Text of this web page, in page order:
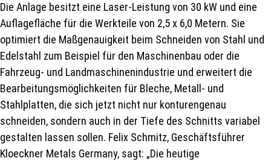
Die Anlage besitzt eine Laser-Leistung von 30 kW und eine
Auflagefläche für die Werkteile von 2,5 x 6,0 Metern. Sie
optimiert die Maßgenauigkeit beim Schneiden von Stahl und
Edelstahl zum Beispiel für den Maschinenbau oder die
Fahrzeug- und Landmaschinenindustrie und erweitert die
Bearbeitungsmöglichkeiten für Bleche, Metall- und
Stahlplatten, die sich jetzt nicht nur konturengenau
schneiden, sondern auch in der Tiefe des Schnitts variabel
gestalten lassen sollen. Felix Schmitz, Geschäftsführer
Kloeckner Metals Germany, sagt: „Die heutige